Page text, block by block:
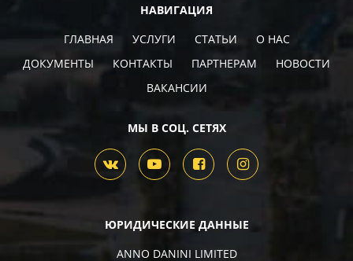
НАВИГАЦИЯ
ГЛАВНАЯ
УСЛУГИ СТАТЬИ
О НАС
ДОКУМЕНТЫ
КОНТАКТЫ ПАРТНЕРАМ
НОВОСТИ
ВАКАНCИИ
МЫ В СОЦ. СЕТЯХ
ЮРИДИЧЕСКИЕ ДАННЫЕ
ANNO DANINI LIMITED